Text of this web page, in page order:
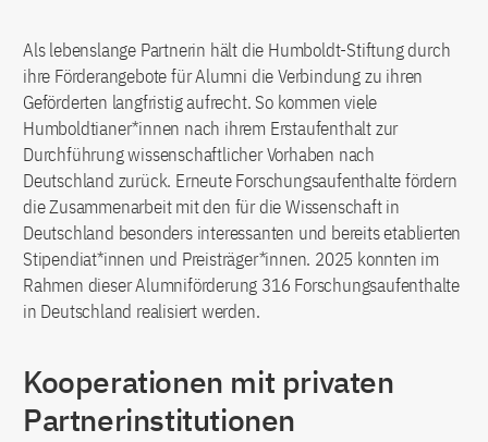
Als lebenslange Partnerin hält die Humboldt-Stiftung durch
ihre Förderangebote für Alumni die Verbindung zu ihren
Geförderten langfristig aufrecht. So kommen viele
Humboldtianer*innen nach ihrem Erstaufenthalt zur
Durchführung wissenschaftlicher Vorhaben nach
Deutschland zurück. Erneute Forschungsaufenthalte fördern
die Zusammenarbeit mit den für die Wissenschaft in
Deutschland besonders interessanten und bereits etablierten
Stipendiat*innen und Preisträger*innen. 2025 konnten im
Rahmen dieser Alumniförderung 316 Forschungsaufenthalte
in Deutschland realisiert werden.
Kooperationen mit privaten
Partnerinstitutionen